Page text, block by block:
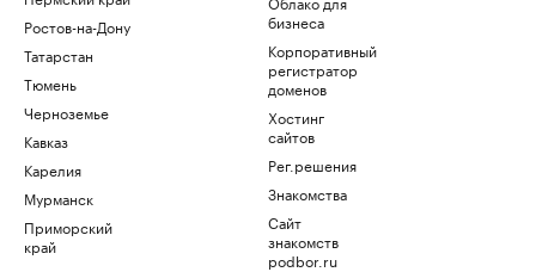
Ростов-на-Дону
Татарстан
Тюмень
Черноземье
Кавказ
Карелия
Мурманск
Приморский
край
бизнеса
Корпоративный
регистратор
доменов
Хостинг
сайтов
Рег.решения
Знакомства
Сайт
знакомств
podbor.ru